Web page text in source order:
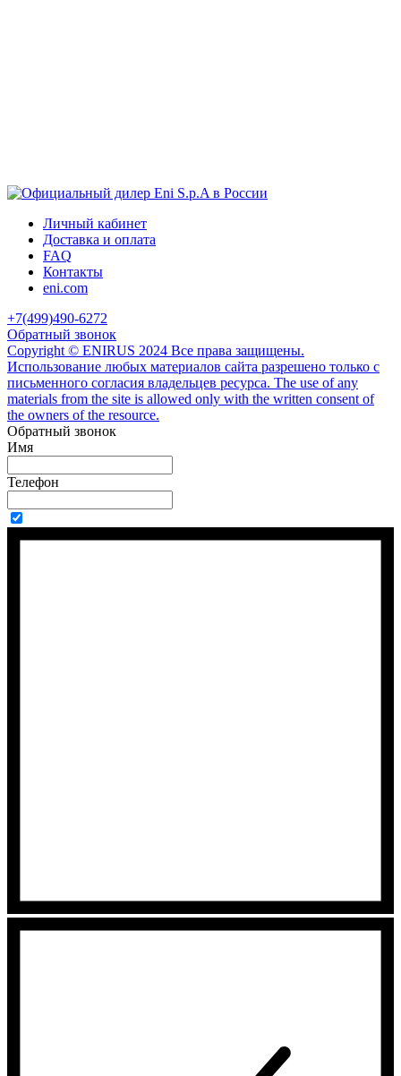
Личный кабинет
Доставка и оплата
FAQ
Контакты
eni.com
+7(499)490-6272
Обратный звонок
Copyright © ENIRUS 2024 Все права защищены.
Использование любых материалов сайта разрешено только с
письменного согласия владельцев ресурса. The use of any
materials from the site is allowed only with the written consent of
the owners of the resource.
Обратный звонок
Имя
Телефон